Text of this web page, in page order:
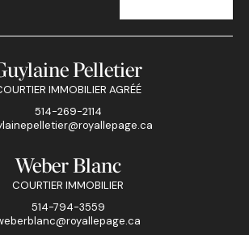
Pelletier
IMMOBILIER AGRÉÉ
514-269-2114
Weber Blanc
COURTIER IMMOBILIER
514-794-3559